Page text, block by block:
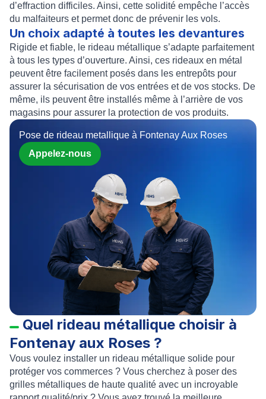
d’effraction difficiles. Ainsi, cette solidité empêche l’accès
du malfaiteurs et permet donc de prévenir les vols.
Un choix adapté à toutes les devantures
Rigide et fiable, le rideau métallique s’adapte parfaitement
à tous les types d’ouverture. Ainsi, ces rideaux en métal
peuvent être facilement posés dans les entrepôts pour
assurer la sécurisation de vos entrées et de vos stocks. De
même, ils peuvent être installés même à l’arrière de vos
magasins pour assurer la protection de vos produits.
Pose de rideau metallique à Fontenay Aux Roses
Appelez-nous
Quel rideau métallique choisir à
Fontenay aux Roses ?
Vous voulez installer un rideau métallique solide pour
protéger vos commerces ? Vous cherchez à poser des
grilles métalliques de haute qualité avec un incroyable